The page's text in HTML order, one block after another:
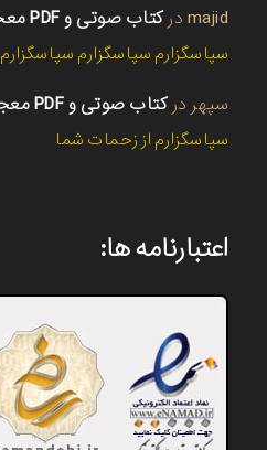
majid درکتاب صوتی و PDF معجزه شکرگزاری از راندا برن
سپاسگزارم سپاسگزارم سپاسگزارم
سپهر درکتاب صوتی و PDF معجزه شکرگزاری از راندا برن
سپاسگزارم از زحمات شما
اعتبارنامه ها: